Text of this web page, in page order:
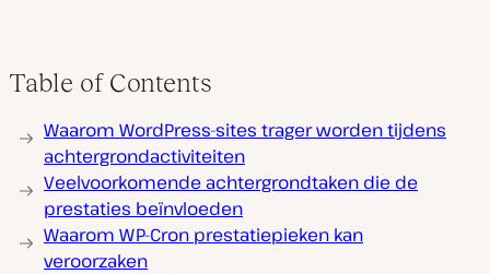
Table of Contents
Waarom WordPress-sites trager worden tijdens
achtergrondactiviteiten
Veelvoorkomende achtergrondtaken die de
prestaties beïnvloeden
Waarom WP-Cron prestatiepieken kan
veroorzaken